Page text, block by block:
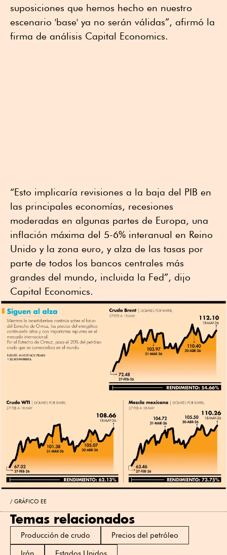
suposiciones que hemos hecho en nuestro
escenario 'base' ya no serán válidas”, afirmó la
firma de análisis Capital Economics.
“Esto implicaría revisiones a la baja del PIB en
las principales economías, recesiones
moderadas en algunas partes de Europa, una
inflación máxima del 5-6% interanual en Reino
Unido y la zona euro, y alza de las tasas por
parte de todos los bancos centrales más
grandes del mundo, incluida la Fed”, dijo
Capital Economics.
GRÁFICO EE
Temas relacionados
Producción de crudo
Precios del petróleo